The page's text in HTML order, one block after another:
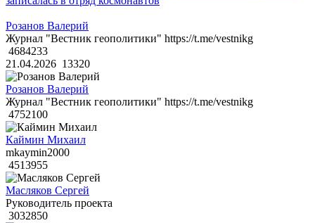
Розанов Валерий
Журнал "Вестник геополитики" https://t.me/vestnikg
4684233
21.04.2026 13320
Розанов Валерий
Журнал "Вестник геополитики" https://t.me/vestnikg
4752100
Каймин Михаил
mkaymin2000
4513955
Масляков Сергей
Руководитель проекта
3032850